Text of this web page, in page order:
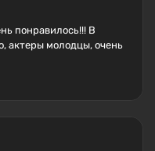
понравилось!!! В
актеры молодцы, очень